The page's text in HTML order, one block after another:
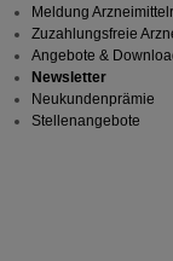
Meldung
Zuzahlungsfreie
Angebote &
Newsletter
Neukundenprämie
Stellenangebote